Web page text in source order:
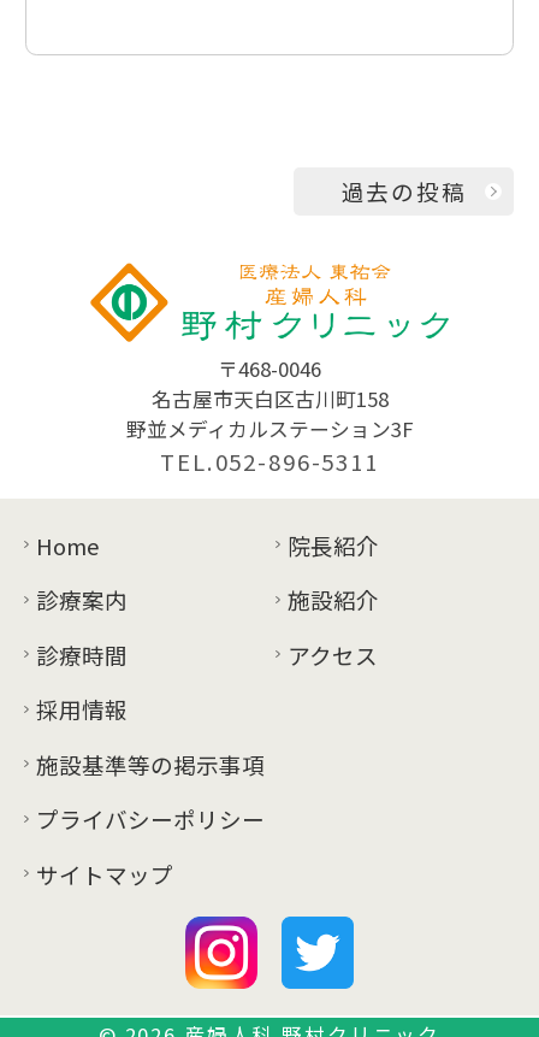
ン
過去の投稿
〒468-0046
名古屋市天白区古川町158
野並メディカルステーション3F
TEL.052-896-5311
Home
院長紹介
診療案内
施設紹介
診療時間
アクセス
採用情報
施設基準等の掲示事項
プライバシーポリシー
サイトマップ